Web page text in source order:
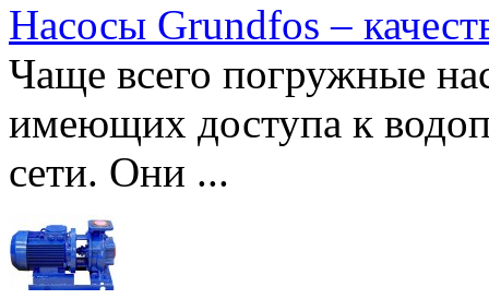
Насосы Grundfos –
Чаще всего погружные
имеющих доступа к
сети. Они ...